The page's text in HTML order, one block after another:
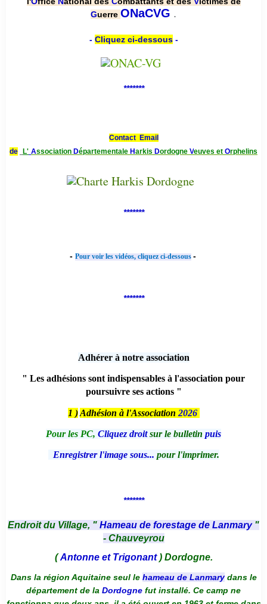
Guerre ONaCVG .
- Cliquez ci-dessous-
*******
Contact Email
de
L' Association Départementale Harkis Dordogne Veuves et Orphelins
*******
- Pour voir les vidéos, cliquez ci-dessous -
*******
Adhérer à notre association
" Les adhésions sont indispensables à l'association pour
poursuivre ses actions "
1 ) Adhésion à l'Association 2026
Pour les PC, Cliquez droitsur le bulletin puis
Enregistrer l'image sous... pour l'imprimer.
*******
Endroit du Village, " Hameau de forestage de Lanmary "
- Chauveyrou
(Antonne et Trigonant) Dordogne.
Dans la région Aquitaine seul le hameau de Lanmarydans le
département de la Dordogne fut installé. Ce camp ne